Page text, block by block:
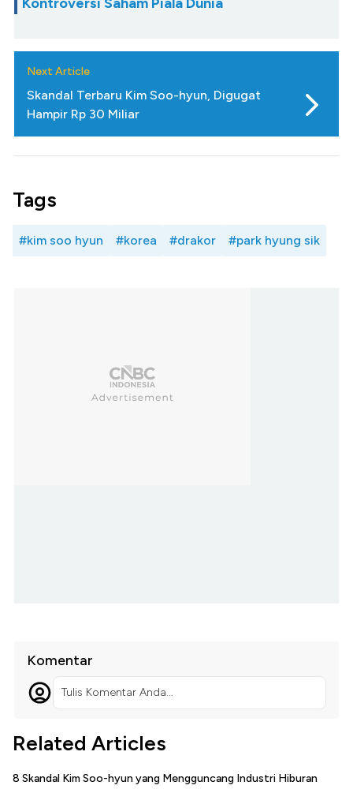
Next Article
Skandal Terbaru Kim Soo-hyun, Digugat
Hampir Rp 30 Miliar
Tags
#kim soo hyun #korea #drakor #park hyung sik
Komentar
Tulis Komentar Anda...
Related Articles
8 Skandal Kim Soo-hyun yang Mengguncang Industri Hiburan